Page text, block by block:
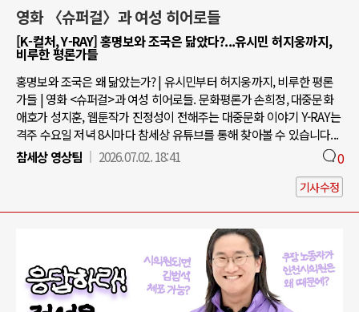
영화 〈슈퍼걸〉과 여성 히어로들
[K-컬처, Y-RAY] 홍명보와 조국은 닮았다?...유시민 허지웅까지,
비루한 평론가들
홍명보와 조국은 왜 닮았는가? | 유시민부터 허지웅까지, 비루한 평론
가들 | 영화 <슈퍼걸>과 여성 히어로들. 문화평론가 손희정, 대중문화
애호가 성지훈, 웹툰작가 진정성이 전해주는 대중문화 이야기 Y-RAY는
격주 수요일 저녁 8시마다 참세상 유튜브를 통해 찾아볼 수 있습니다...
참세상 영상팀
2026.07.02. 18:41 0
기사수정